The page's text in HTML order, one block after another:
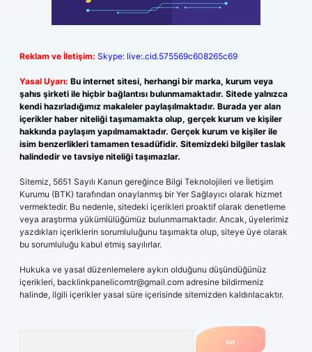
Reklam ve İletişim: Skype: live:.cid.575569c608265c69
Yasal Uyarı: Bu internet sitesi, herhangi bir marka, kurum veya
şahıs şirketi ile hiçbir bağlantısı bulunmamaktadır. Sitede yalnızca
kendi hazırladığımız makaleler paylaşılmaktadır. Burada yer alan
içerikler haber niteliği taşımamakta olup, gerçek kurum ve kişiler
hakkında paylaşım yapılmamaktadır. Gerçek kurum ve kişiler ile
isim benzerlikleri tamamen tesadüfidir. Sitemizdeki bilgiler taslak
halindedir ve tavsiye niteliği taşımazlar.
Sitemiz, 5651 Sayılı Kanun gereğince Bilgi Teknolojileri ve İletişim
Kurumu (BTK) tarafından onaylanmış bir Yer Sağlayıcı olarak hizmet
vermektedir. Bu nedenle, sitedeki içerikleri proaktif olarak denetleme
veya araştırma yükümlülüğümüz bulunmamaktadır. Ancak, üyelerimiz
yazdıkları içeriklerin sorumluluğunu taşımakta olup, siteye üye olarak
bu sorumluluğu kabul etmiş sayılırlar.
Hukuka ve yasal düzenlemelere aykırı olduğunu düşündüğünüz
içerikleri, backlinkpanelicomtr@gmail.com adresine bildirmeniz
halinde, ilgili içerikler yasal süre içerisinde sitemizden kaldırılacaktır.